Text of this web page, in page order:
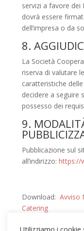
servizi a favore dei
dovrà essere
dell’impresa o da
8.
La Società
riserva di valutare
caratteristiche
decidere a seguire
possesso dei
9.
Pubblicazione sul
all’indirizzo: https://
Download: Avviso
Catering
Utilizziamo i